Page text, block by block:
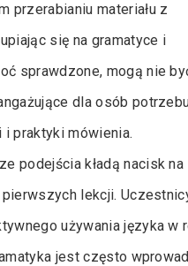
przerabianiu materiału z
się na gramatyce i
sprawdzone, mogą nie
dla osób
i praktyki mówienia.
podejścia kładą nacisk na
pierwszych lekcji.
używania języka w
jest często